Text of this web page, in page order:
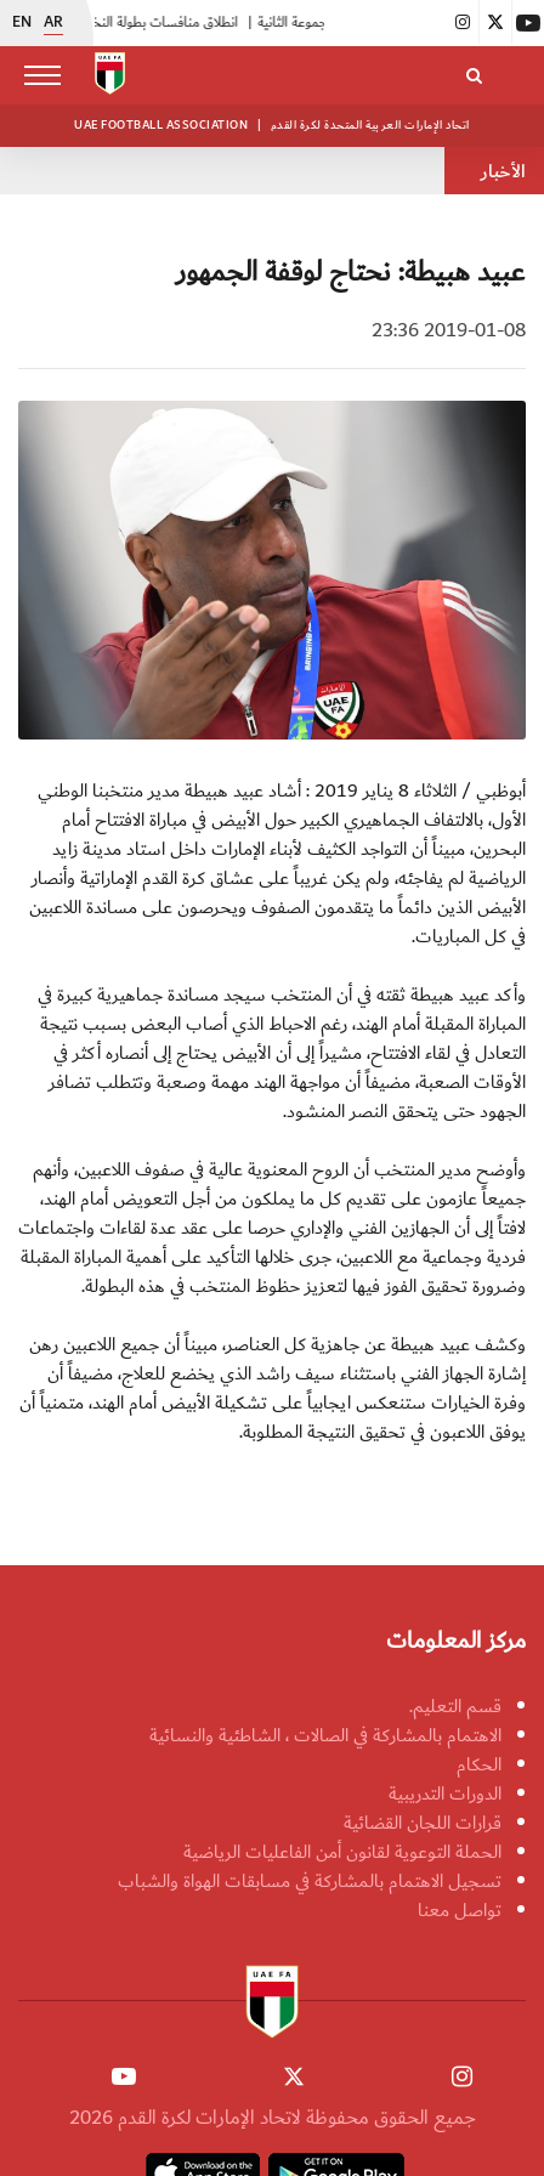
EN AR
| انطلاق منافسات بطولة النخبة لحرس الرئاسة | بدء فعاليات معسكر حكام المجموعة الثانية
UAE FOOTBALL ASSOCIATION | اتحاد الإمارات العربية المتحدة لكرة القدم
الأخبار
عبيد هبيطة: نحتاج لوقفة الجمهور
2019-01-08 23:36
أبوظبي / الثلاثاء 8 يناير 2019 : أشاد عبيد هبيطة مدير منتخبنا الوطني
الأول، بالالتفاف الجماهيري الكبير حول الأبيض في مباراة الافتتاح أمام
البحرين، مبيناً أن التواجد الكثيف لأبناء الإمارات داخل استاد مدينة زايد
الرياضية لم يفاجئه، ولم يكن غريباً على عشاق كرة القدم الإماراتية وأنصار
الأبيض الذين دائماً ما يتقدمون الصفوف ويحرصون على مساندة اللاعبين
في كل المباريات.
وأكد عبيد هبيطة ثقته في أن المنتخب سيجد مساندة جماهيرية كبيرة في
المباراة المقبلة أمام الهند، رغم الاحباط الذي أصاب البعض بسبب نتيجة
التعادل في لقاء الافتتاح، مشيراً إلى أن الأبيض يحتاج إلى أنصاره أكثر في
الأوقات الصعبة، مضيفاً أن مواجهة الهند مهمة وصعبة وتتطلب تضافر
الجهود حتى يتحقق النصر المنشود.
وأوضح مدير المنتخب أن الروح المعنوية عالية في صفوف اللاعبين، وأنهم
جميعاً عازمون على تقديم كل ما يملكون من أجل التعويض أمام الهند،
لافتاً إلى أن الجهازين الفني والإداري حرصا على عقد عدة لقاءات واجتماعات
فردية وجماعية مع اللاعبين، جرى خلالها التأكيد على أهمية المباراة المقبلة
وضرورة تحقيق الفوز فيها لتعزيز حظوظ المنتخب في هذه البطولة.
وكشف عبيد هبيطة عن جاهزية كل العناصر، مبيناً أن جميع اللاعبين رهن
إشارة الجهاز الفني باستثناء سيف راشد الذي يخضع للعلاج، مضيفاً أن
وفرة الخيارات ستنعكس ايجابياً على تشكيلة الأبيض أمام الهند، متمنياً أن
يوفق اللاعبون في تحقيق النتيجة المطلوبة.
مركز المعلومات
قسم التعليم.
الاهتمام بالمشاركة في الصالات ، الشاطئية والنسائية
الحكام
الدورات التدريبية
قرارات اللجان القضائية
الحملة التوعوية لقانون أمن الفاعليات الرياضية
تسجيل الاهتمام بالمشاركة في مسابقات الهواة والشباب
تواصل معنا
جميع الحقوق محفوظة لاتحاد الإمارات لكرة القدم 2026